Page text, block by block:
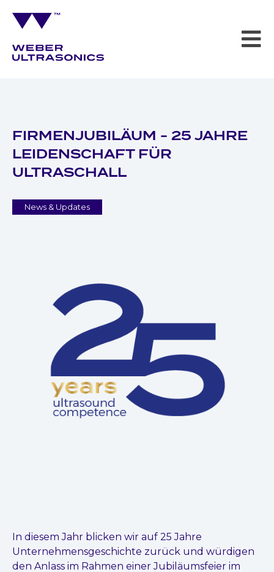
FIRMENJUBILÄUM - 25 JAHRE
LEIDENSCHAFT FÜR
ULTRASCHALL
News & Updates
In diesem Jahr blicken wir auf 25 Jahre
Unternehmensgeschichte zurück und würdigen
den Anlass im Rahmen einer Jubiläumsfeier im